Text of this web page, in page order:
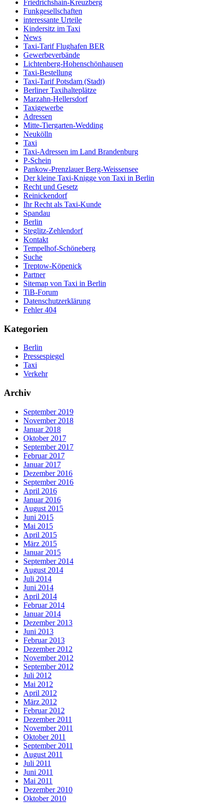
Friedrichshain-Kreuzberg
Funkgesellschaften
interessante Urteile
Kindersitz im Taxi
News
Taxi-Tarif Flughafen BER
Gewerbeverbände
Lichtenberg-Hohenschönhausen
Taxi-Bestellung
Taxi-Tarif Potsdam (Stadt)
Berliner Taxihalteplätze
Marzahn-Hellersdorf
Taxigewerbe
Adressen
Mitte-Tiergarten-Wedding
Neukölln
Taxi
Taxi-Adressen im Land Brandenburg
P-Schein
Pankow-Prenzlauer Berg-Weissensee
Der kleine Taxi-Knigge von Taxi in Berlin
Recht und Gesetz
Reinickendorf
Ihr Recht als Taxi-Kunde
Spandau
Berlin
Steglitz-Zehlendorf
Kontakt
Tempelhof-Schöneberg
Suche
Treptow-Köpenick
Partner
Sitemap von Taxi in Berlin
TiB-Forum
Datenschutzerklärung
Fehler 404
Kategorien
Berlin
Pressespiegel
Taxi
Verkehr
Archiv
September 2019
November 2018
Januar 2018
Oktober 2017
September 2017
Februar 2017
Januar 2017
Dezember 2016
September 2016
April 2016
Januar 2016
August 2015
Juni 2015
Mai 2015
April 2015
März 2015
Januar 2015
September 2014
August 2014
Juli 2014
Juni 2014
April 2014
Februar 2014
Januar 2014
Dezember 2013
Juni 2013
Februar 2013
Dezember 2012
November 2012
September 2012
Juli 2012
Mai 2012
April 2012
März 2012
Februar 2012
Dezember 2011
November 2011
Oktober 2011
September 2011
August 2011
Juli 2011
Juni 2011
Mai 2011
Dezember 2010
Oktober 2010